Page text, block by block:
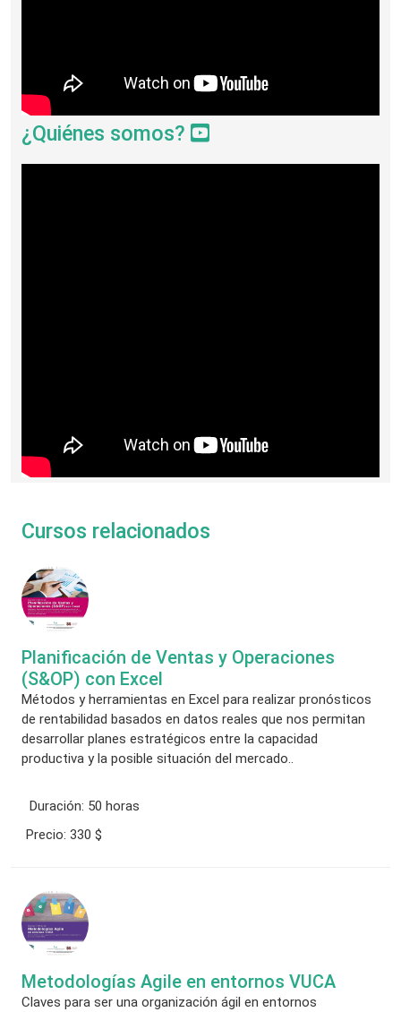
¿Quiénes somos?
Cursos relacionados
Planificación de Ventas y Operaciones
(S&OP) con Excel
Métodos y herramientas en Excel para realizar pronósticos
de rentabilidad basados en datos reales que nos permitan
desarrollar planes estratégicos entre la capacidad
productiva y la posible situación del mercado..
Duración: 50 horas
Precio: 330 $
Metodologías Agile en entornos VUCA
Claves para ser una organización ágil en entornos